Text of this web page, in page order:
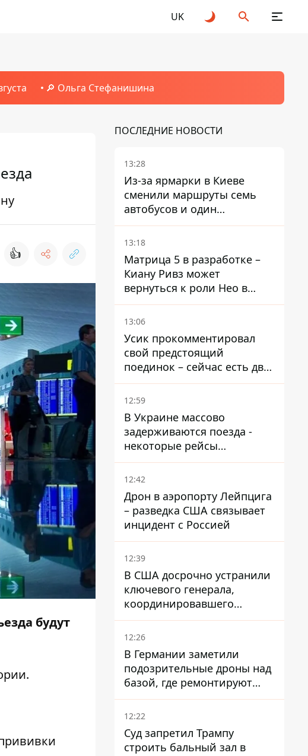
UK
🔎 Ольга Стефанишина
👍
будут
.
ПОСЛЕДНИЕ НОВОСТИ
13:28
Из-за ярмарки в Киеве
сменили маршруты семь
автобусов и один
троллейбус
13:18
Матрица 5 в разработке –
Киану Ривз может
вернуться к роли Нео в
пятой части
13:06
Усик прокомментировал
свой предстоящий
поединок – сейчас есть два
варианта
12:59
В Украине массово
задерживаются поезда -
некоторые рейсы
опаздывают более чем на
12 часов
12:42
Дрон в аэропорту Лейпцига
– разведка США связывает
инцидент с Россией
12:39
В США досрочно устранили
ключевого генерала,
координировавшего
поддержку Украины -
причину умалчивают
12:26
В Германии заметили
подозрительные дроны над
базой, где ремонтируют
Patriot - СМИ
12:22
Суд запретил Трампу
строить бальный зал в